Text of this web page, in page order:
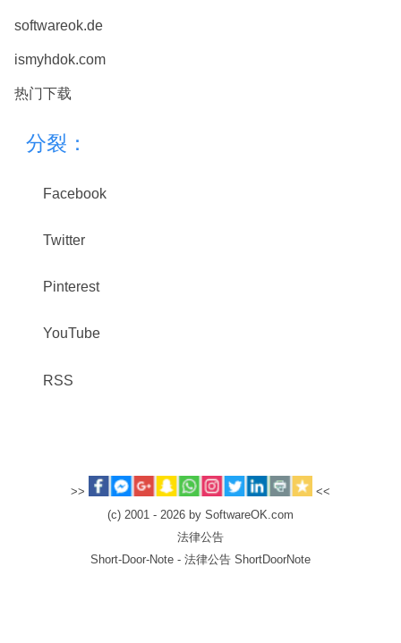
softwareok.de
ismyhdok.com
热门下载
分裂：
Facebook
Twitter
Pinterest
YouTube
RSS
>>
<<
(c) 2001 - 2026 by SoftwareOK.com
法律公告
Short-Door-Note - 法律公告 ShortDoorNote